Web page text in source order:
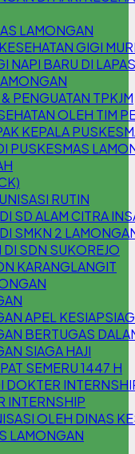
LAMONGAN
GIGI
NAPI BARU DI LAPAS
PENGUATAN TPKJM
OLEH TIM
KEPALA
PUSKESMAS
RUTIN
SD ALAM CITRA
SMKN 2
SDN SUKOREJO
KARANGLANGIT
APEL
BERTUGAS
SIAGA HAJI
SEMERU 1447 H
DOKTER
INTERNSHIP
OLEH DINAS
LAMONGAN